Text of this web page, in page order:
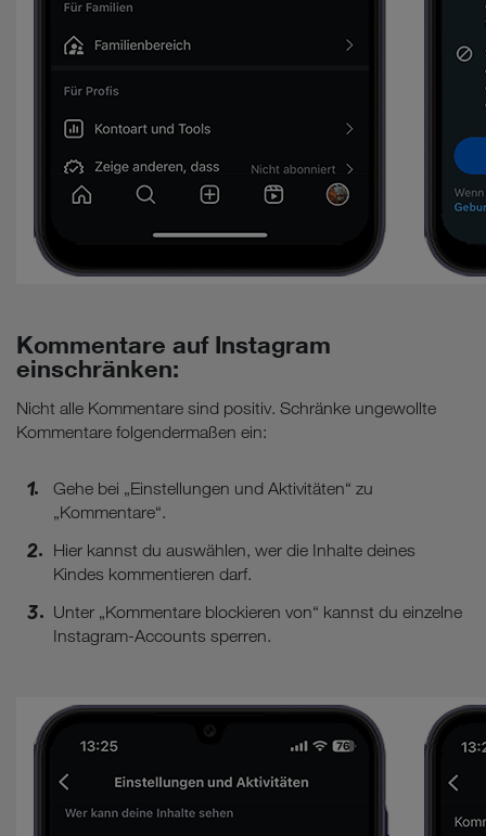
Kommentare auf Instagram
einschränken:
Nicht alle Kommentare sind positiv. Schränke ungewollte
Kommentare folgendermaßen ein:
Gehe bei „Einstellungen und Aktivitäten“ zu
„Kommentare“.
Hier kannst du auswählen, wer die Inhalte deines
Kindes kommentieren darf.
Unter „Kommentare blockieren von“ kannst du einzelne
Instagram-Accounts sperren.